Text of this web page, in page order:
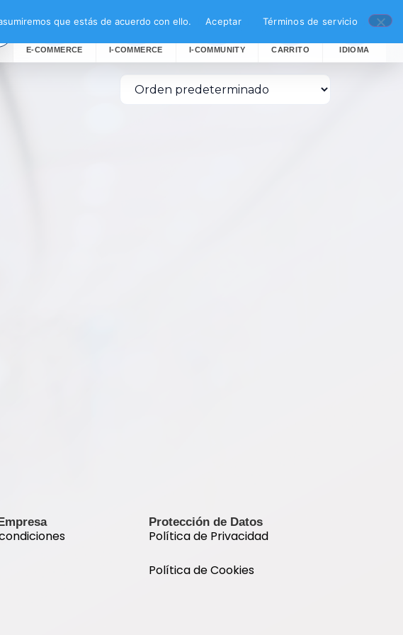
E-COMMERCE I-COMMERCE I-COMMUNITY CARRITO IDIOMA
Protección de Datos
Política de Privacidad
Política de Cookies
que estás de acuerdo con ello. Aceptar Términos de servicio